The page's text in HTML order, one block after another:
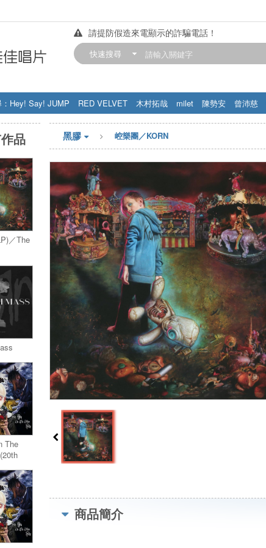
佳佳唱片
請提防假造來電顯示的詐騙電話！
【中華門市營業時間調整公告】
快速搜尋
Hey! Say! JUMP RED VELVET 木村拓哉 milet 陳勢安 曾沛慈
盧廣仲 周杰伦
品
／The
The
黑膠 崆樂團／KORN
商品簡介